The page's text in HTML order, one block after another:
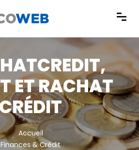
cookies
ET RACHAT
Accueil
Finances & Crédit